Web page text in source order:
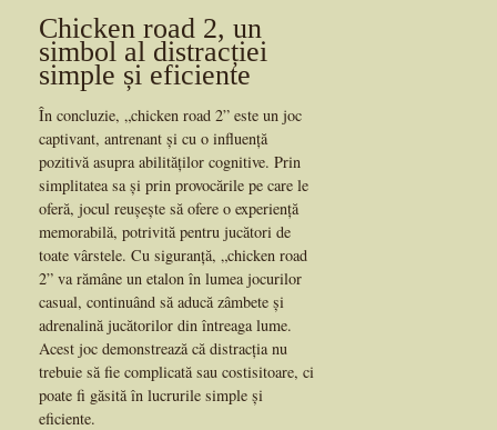
Chicken road 2, un
simbol al distracției
simple și eficiente
În concluzie, „chicken road 2” este un joc
captivant, antrenant și cu o influență
pozitivă asupra abilităților cognitive. Prin
simplitatea sa și prin provocările pe care le
oferă, jocul reușește să ofere o experiență
memorabilă, potrivită pentru jucători de
toate vârstele. Cu siguranță, „chicken road
2” va rămâne un etalon în lumea jocurilor
casual, continuând să aducă zâmbete și
adrenalină jucătorilor din întreaga lume.
Acest joc demonstrează că distracția nu
trebuie să fie complicată sau costisitoare, ci
poate fi găsită în lucrurile simple și
eficiente.